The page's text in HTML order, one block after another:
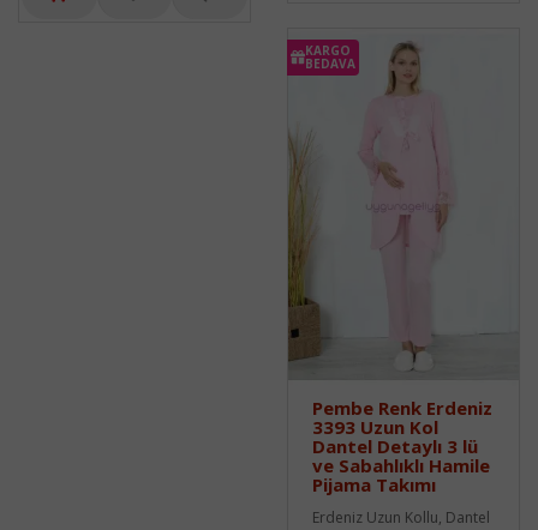
KARGO
BEDAVA
Pembe Renk Erdeniz
3393 Uzun Kol
Dantel Detaylı 3 lü
ve Sabahlıklı Hamile
Pijama Takımı
Erdeniz Uzun Kollu, Dantel